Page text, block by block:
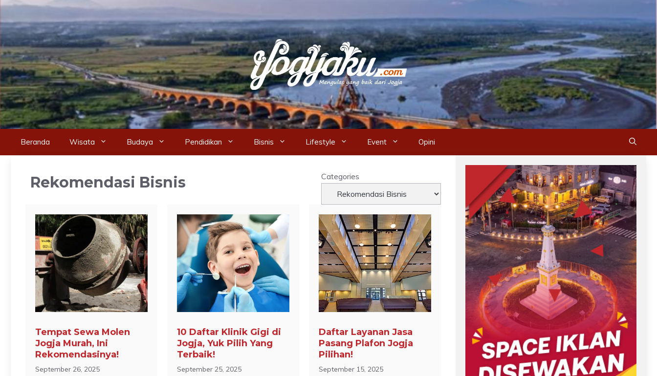
Skip
content
Beranda Wisata Budaya Pendidikan Bisnis Lifestyle Event Opini
Rekomendasi Bisnis Categories
Tempat Sewa Molen
Jogja Murah, Ini
Rekomendasinya!
September 26, 2025
10 Daftar Klinik Gigi di
Jogja, Yuk Pilih Yang
Terbaik!
September 25, 2025
Daftar Layanan Jasa
Pasang Plafon Jogja
Pilihan!
September 15, 2025